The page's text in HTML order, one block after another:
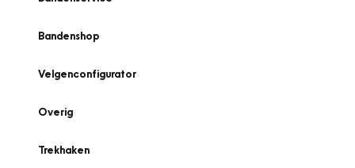
Bandenshop
Velgenconfigurator
Overig
Trekhaken